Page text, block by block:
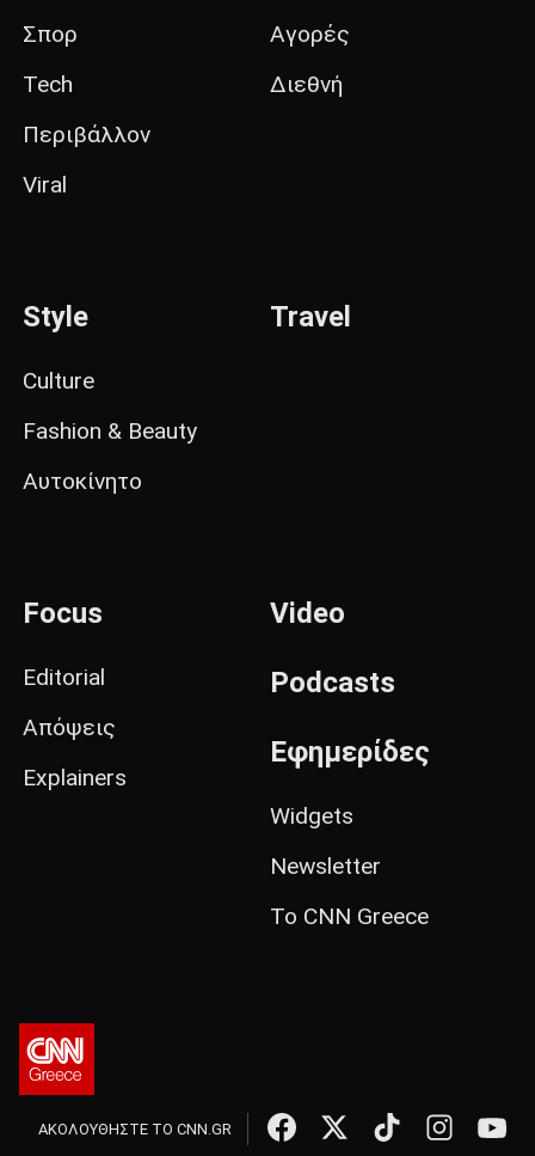
Σπορ
Tech
Περιβάλλον
Viral
Αγορές
Διεθνή
Style
Culture
Fashion & Beauty
Αυτοκίνητο
Travel
Focus
Editorial
Απόψεις
Explainers
Video
Podcasts
Εφημερίδες
Widgets
Newsletter
Το CNN Greece
ΑΚΟΛΟΥΘΗΣΤΕ ΤΟ CNN.GR